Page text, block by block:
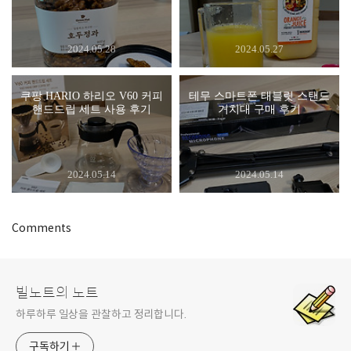
2024.05.28 2024.05.27
쿠팡 HARIO 하리오 V60 커피
핸드드립 세트 사용 후기
2024.05.14
테무 스마트폰 태블릿 스탠드
거치대 구매 후기
2024.05.14
Comments
빌노트의 노트
하루하루 일상을 관찰하고 정리합니다.
구독하기